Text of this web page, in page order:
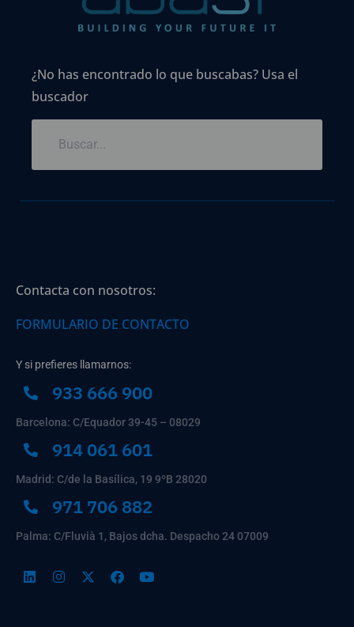
¿No has encontrado lo que buscabas? Usa el
buscador
Contacta con nosotros:
FORMULARIO DE CONTACTO
Y si prefieres llamarnos:
933 666 900
Barcelona: C/Equador 39-45 – 08029
914 061 601
Madrid: C/de la Basílica, 19 9ºB 28020
971 706 882
Palma: C/Fluvià 1, Bajos dcha. Despacho 24 07009